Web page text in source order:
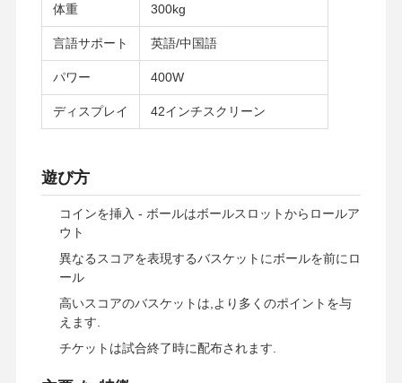
ホーム
体重 300kg
言語サポート 英語/中国語
パワー 400W
ディスプレイ 42インチスクリーン
遊び方
コインを挿入 - ボールはボールスロットからロールア
ウト
異なるスコアを表現するバスケットにボールを前にロ
ール
高いスコアのバスケットは,より多くのポイントを与
えます.
チケットは試合終了時に配布されます.